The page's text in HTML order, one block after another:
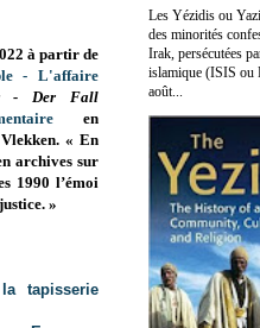
à partir de
- L'affaire
- Der Fall
en
« En
archives sur
1990 l’émoi
»
tapisserie
Les Yézidis ou
des minorités
Irak, persécutées
islamique (ISIS ou
août...